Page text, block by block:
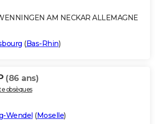
AM NECKAR ALLEMAGNE
(Bas-Rhin)
(86 ans)
obsèques
Wendel (Moselle)